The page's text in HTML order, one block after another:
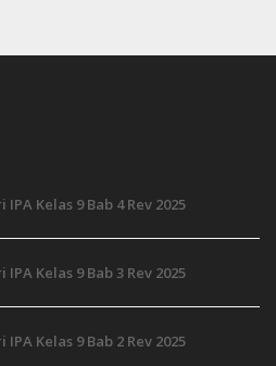
Kelas 9 Bab 4 Rev 2025
Kelas 9 Bab 3 Rev 2025
Kelas 9 Bab 2 Rev 2025